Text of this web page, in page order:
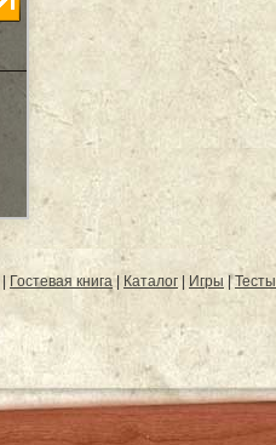
Гостевая книга| Каталог Игры |Тесты